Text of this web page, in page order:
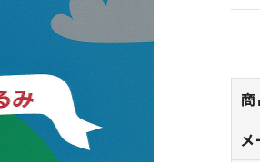
メ